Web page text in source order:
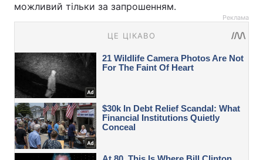
можливий тільки за запрошенням.
Реклама